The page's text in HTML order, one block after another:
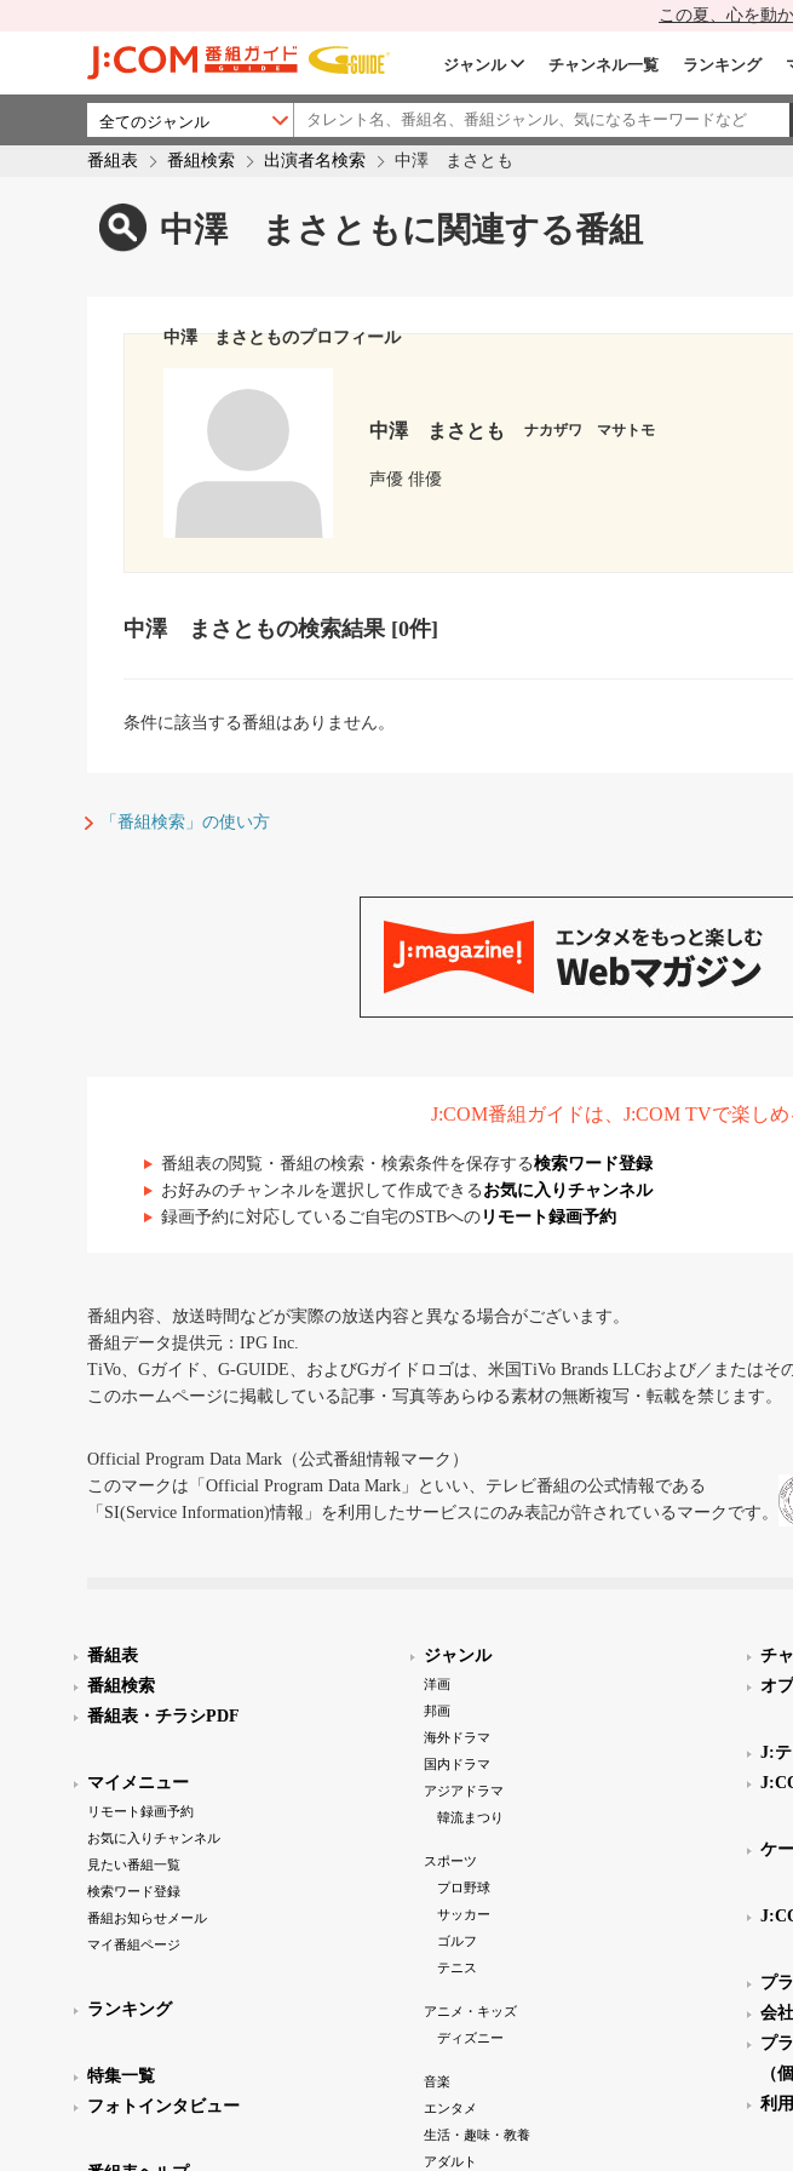
この夏、心を動
ジャンル チャンネル一覧 ランキング
番組表 番組検索 出演者名検索 中澤 まさとも
中澤 まさともに関連する番組
中澤 まさとものプロフィール
中澤 まさとも ナカザワ マサトモ
声優 俳優
中澤 まさともの検索結果[0件]
条件に該当する番組はありません。
「番組検索」の使い方
J:COM番組ガイドは、J:COM TVで楽し
番組表の閲覧・番組の検索・検索条件を保存する検索ワード登録
お好みのチャンネルを選択して作成できる お気に入りチャンネル
録画予約に対応しているご自宅のSTBへの リモート録画予約
番組内容、放送時間などが実際の放送内容と異なる場合がございます。
番組データ提供元：IPG Inc.
TiVo、Gガイド、G-GUIDE、およびGガイドロゴは、米国TiVo Brands LLCおよび／またはそ
このホームページに掲載している記事・写真等あらゆる素材の無断複写・転載を禁じます。
Official Program Data Mark（公式番組情報マーク）
このマークは「Official Program Data Mark」といい、テレビ番組の公式情報である
「SI(Service Information)情報」を利用したサービスにのみ表記が許されているマークです。
番組表
番組検索
番組表・チラシPDF
マイメニュー
リモート録画予約
お気に入りチャンネル
見たい番組一覧
検索ワード登録
番組お知らせメール
マイ番組ページ
ランキング
特集一覧
フォトインタビュー
ジャンル
洋画
邦画
海外ドラマ
国内ドラマ
アジアドラマ
韓流まつり
スポーツ
プロ野球
サッカー
ゴルフ
テニス
アニメ・キッズ
ディズニー
音楽
エンタメ
生活・趣味・教養
アダルト
チ
オ
J:
ケ
プ
会
プ
（
利